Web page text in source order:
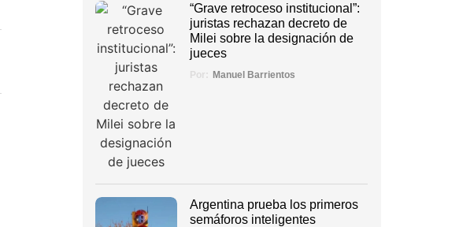
“Grave retroceso institucional”:
juristas rechazan decreto de
Milei sobre la designación de
jueces
Por: Manuel Barrientos
Argentina prueba los primeros
semáforos inteligentes